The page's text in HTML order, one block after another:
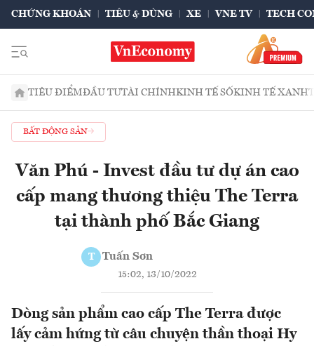
CHỨNG KHOÁN TIÊU & DÙNG XE VNE TV TECH
TIÊU ĐIỂMĐẦU TƯTÀI CHÍNHKINH TẾ SỐKINH TẾ XANH
BẤT ĐỘNG SẢN
Văn Phú - Invest đầu tư dự án cao
cấp mang thương thiệu The Terra
tại thành phố Bắc Giang
T Tuấn Sơn
15:02, 13/10/2022
Dòng sản phẩm cao cấp The Terra được
lấy cảm hứng từ câu chuyện thần thoại Hy